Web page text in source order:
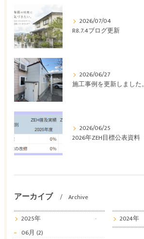
2026/07/04
R8.7.4ブログ更新
2026/06/27
施工事例を更新しました。
2026/06/25
2026年ZEH目標公表資料
アーカイブ Archive
2025年
06月 (2)
2024年